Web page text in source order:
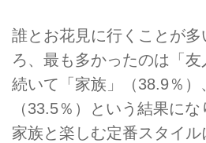
誰とお花見に行くことが多
ろ、最も多かったのは「友
続いて「家族」（38.9％）
（33.5％）という結果に
家族と楽しむ定番スタイ